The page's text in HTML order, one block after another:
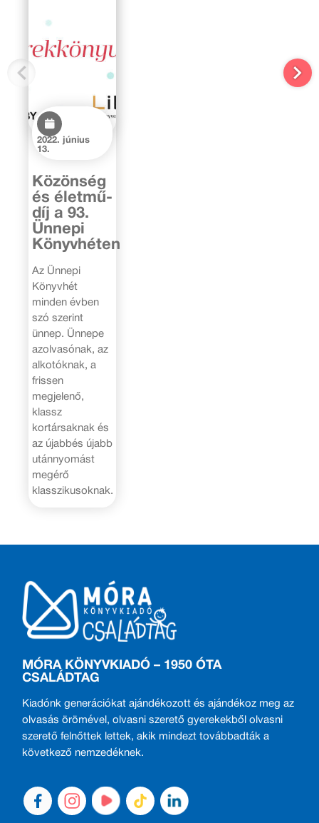
2022. június
13.
Közönség
és életmű-
díj a 93.
Ünnepi
Könyvhéten
Az Ünnepi
Könyvhét
minden évben
szó szerint
ünnep. Ünnepe
azolvasónak, az
alkotóknak, a
frissen
megjelenő,
klassz
kortársaknak és
az újabbés újabb
utánnyomást
megérő
klasszikusoknak.
MÓRA KÖNYVKIADÓ – 1950 ÓTA
CSALÁDTAG
Kiadónk generációkat ajándékozott és ajándékoz meg az
olvasás örömével, olvasni szerető gyerekekből olvasni
szerető felnőttek lettek, akik mindezt továbbadták a
következő nemzedéknek.